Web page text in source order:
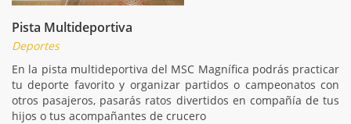
Pista Multideportiva
Deportes
En la pista multideportiva del MSC Magnífica podrás practicar
tu deporte favorito y organizar partidos o campeonatos con
otros pasajeros, pasarás ratos divertidos en compañía de tus
hijos o tus acompañantes de crucero